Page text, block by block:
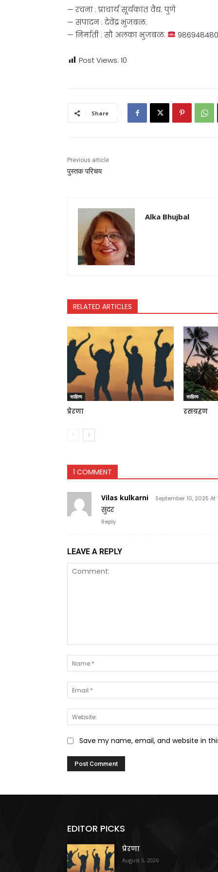
— रचना : प्राचार्य सूर्यकांत वैद्य. पुणे
— संपादन : देवेंद्र भुजबळ.
— निर्माती : सौ अलका भुजबळ.
Post Views: 10
Share
Previous article
पुस्तक परिचय
Alka Bhujbal
RELATED ARTICLES
साहित्य
प्रेरणा
साहित्य
रसग्रहण
1 COMMENT
Vilas kulkarni September 10, 2025 At
सुंदर
Reply
LEAVE A REPLY
Save my name, email, and website in
EDITOR PICKS
प्रेरणा
August 5, 2026